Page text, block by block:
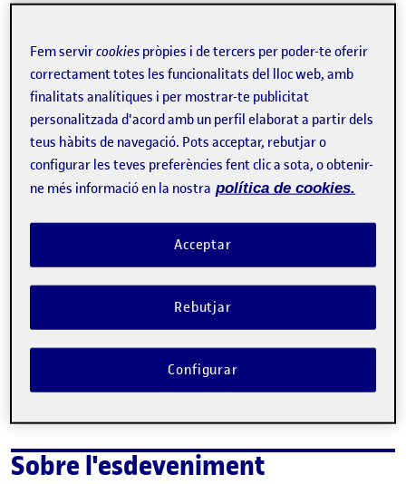
27-06-2019 19:00
Jornada Alumni, Casino L'Aliança del
Poblenou, Rambla del Poblenou, 42,
Barcelona
Organitzat perUOC Alumni
Tweet
Inscriure-s'hi
Contacte
Sobre l'esdeveniment
Fem servircookies pròpies i de tercers per poder-te oferir
correctament totes les funcionalitats del lloc web, amb
finalitats analítiques i per mostrar-te publicitat
personalitzada d'acord amb un perfil elaborat a partir dels
teus hàbits de navegació. Pots acceptar, rebutjar o
configurar les teves preferències fent clic a sota, o obtenir-
ne més informació en la nostra política de cookies.
Rebutjar
Acceptar
Configurar